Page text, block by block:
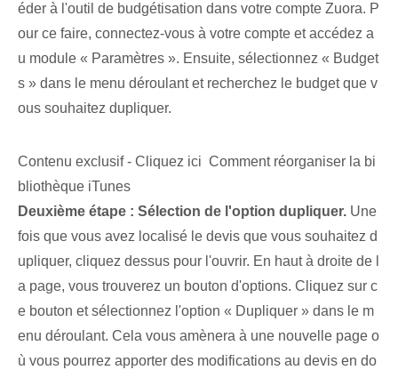
éder à l'outil de budgétisation dans votre compte Zuora. P
our ce faire, connectez-vous à votre compte et accédez a
u module « Paramètres ». Ensuite, sélectionnez « Budget
s » dans le menu déroulant et recherchez le budget que v
ous souhaitez dupliquer.
Contenu exclusif - Cliquez ici Comment réorganiser la bi
bliothèque iTunes
Deuxième étape : Sélection de l'option dupliquer. Une
fois que vous avez localisé le devis que vous souhaitez d
upliquer, cliquez dessus pour l'ouvrir. En haut à droite de l
a page, vous trouverez un bouton d'options. Cliquez sur c
e bouton et sélectionnez l'option « Dupliquer » dans le m
enu déroulant. Cela vous amènera à⁤ une nouvelle page o
ù vous pourrez apporter des modifications au devis en do